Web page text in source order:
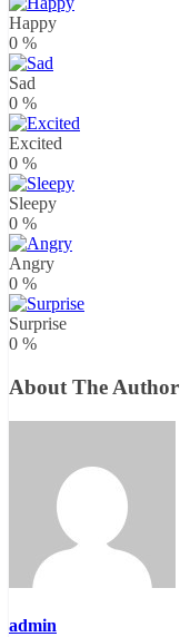
Happy
0 %
Sad
0 %
Excited
0 %
Sleepy
0 %
Angry
0 %
Surprise
0 %
About The Author
admin